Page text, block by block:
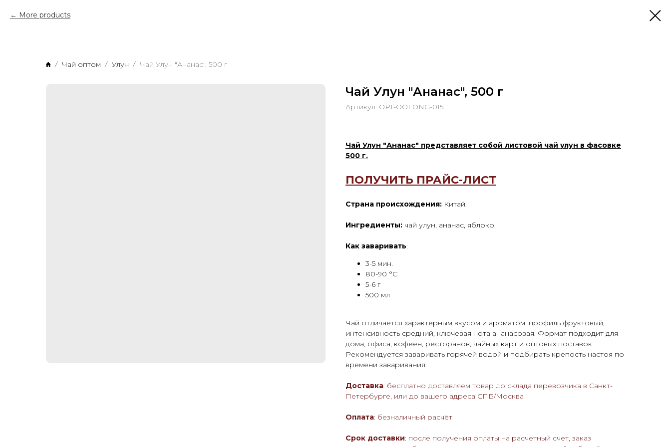
More products
Чай оптом Улун Чай Улун "Ананас", 500 г
Чай Улун "Ананас", 500 г
Артикул: OPT-OOLONG-015
Чай Улун "Ананас" представляет собой листовой чай улун в фасовке
500 г.
ПОЛУЧИТЬ ПРАЙС-ЛИСТ
Страна происхождения: Китай.
Ингредиенты: чай улун, ананас, яблоко.
Как заваривать:
3-5 мин.
80-90 °С
5-6 г
500 мл
Чай отличается характерным вкусом и ароматом: профиль фруктовый,
интенсивность средний, ключевая нота ананасовая. Формат подходит для
дома, офиса, кофеен, ресторанов, чайных карт и оптовых поставок.
Рекомендуется заваривать горячей водой и подбирать крепость настоя по
времени заваривания.
Доставка: бесплатно доставляем товар до склада перевозчика в Санкт-
Петербурге, или до вашего адреса СПБ/Москва
Оплата: безналичный расчёт
Срок доставки: после получения оплаты на расчетный счет, заказ